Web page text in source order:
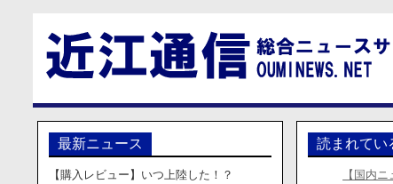
読まれてい
【国内
最新ニュース
【購入レビュー】いつ上陸した！？